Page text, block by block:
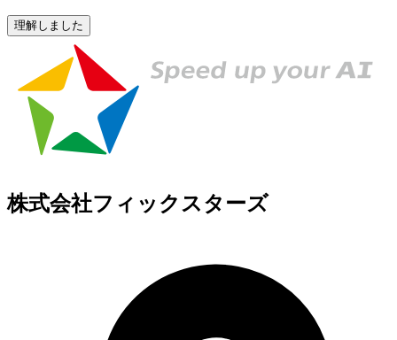
理解しました
株式会社フィックスターズ